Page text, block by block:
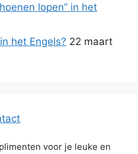
lopen” in het
het Engels? 22 maart
voor je leuke en